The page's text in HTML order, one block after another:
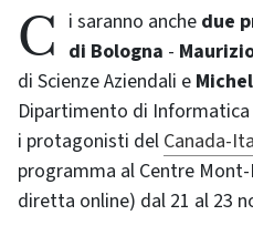
Ci saranno anche due
di Bologna -
di Scienze Aziendali e
Dipartimento di Informatica
i protagonisti del Canada-
programma al Centre
diretta online) dal 21 al 23